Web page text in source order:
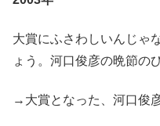
大賞にふさわしいんじゃ
ょう。河口俊彦の晩節の
→大賞となった、河口俊